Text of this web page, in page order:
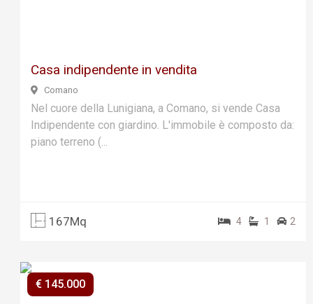
Casa indipendente in vendita
Comano
Nel cuore della Lunigiana, a Comano, si vende Casa
Indipendente con giardino. L'immobile è composto da:
piano terreno (...
167Mq 4 1 2
€ 145.000